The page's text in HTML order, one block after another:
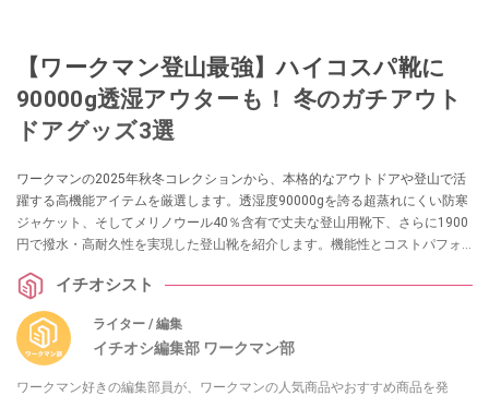
【ワークマン登山最強】ハイコスパ靴に
90000g透湿アウターも！ 冬のガチアウト
ドアグッズ3選
ワークマンの2025年秋冬コレクションから、本格的なアウトドアや登山で活
躍する高機能アイテムを厳選します。透湿度90000gを誇る超蒸れにくい防寒
ジャケット、そしてメリノウール40％含有で丈夫な登山用靴下、さらに1900
円で撥水・高耐久性を実現した登山靴を紹介します。機能性とコストパフォ
イチオシスト
ライター / 編集
イチオシ編集部 ワークマン部
ワークマン好きの編集部員が、ワークマンの人気商品やおすすめ商品を発